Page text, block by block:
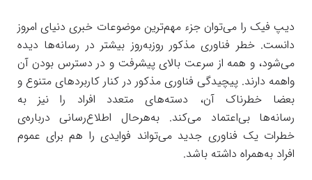
دیپ فیک را می‌توان جزء مهم‌ترین موضوعات خبری دنیای امروز
دانست. خطر فناوری مذکور روزبه‌روز بیشتر در رسانه‌ها دیده
می‌شود، و همه از سرعت بالای پیشرفت و در دسترس بودن آن
واهمه دارند. پیچیدگی فناوری مذکور در کنار کاربردهای متنوع و
بعضا خطرناک آن، دسته‌های متعدد افراد را نیز به
رسانه‌ها بی‌اعتماد می‌کند. به‌هرحال اطلاع‌رسانی درباره‌ی
خطرات یک فناوری جدید می‌‌تواند فوایدی را هم برای عموم
افراد به‌همراه داشته باشد.